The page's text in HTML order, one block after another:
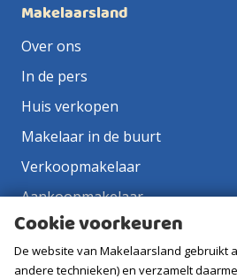
Makelaarsland
Over ons
In de pers
Huis verkopen
Makelaar in de buurt
Verkoopmakelaar
Aankoopmakelaar
Contact
Vacatures
Cookie voorkeuren
De website van Makelaarsland gebruikt
andere technieken) en verzamelt